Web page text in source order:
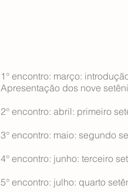
1° encontro: março:
Apresentação dos nove
2° encontro: abril: primeiro
3° encontro: maio: segundo
4° encontro: junho: terceiro
5° encontro: julho: quarto